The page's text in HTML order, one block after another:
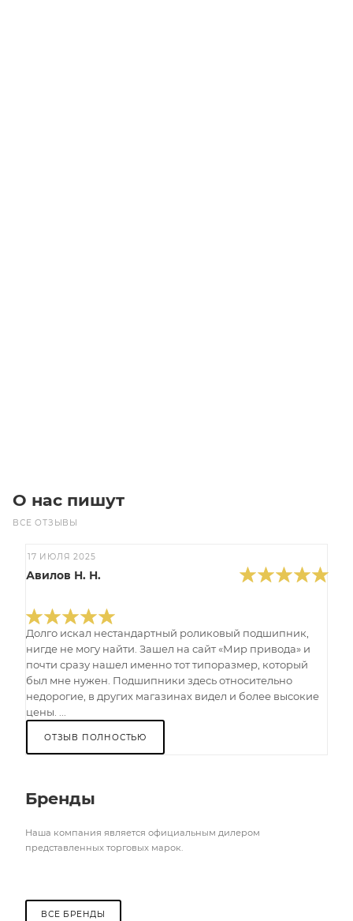
О нас пишут
ВСЕ ОТЗЫВЫ
17 ИЮЛЯ 2025
Авилов Н. Н.
Долго искал нестандартный роликовый подшипник,
нигде не могу найти. Зашел на сайт «Мир привода» и
почти сразу нашел именно тот типоразмер, который
был мне нужен. Подшипники здесь относительно
недорогие, в других магазинах видел и более высокие
цены. ...
ОТЗЫВ ПОЛНОСТЬЮ
Бренды
Наша компания является официальным дилером
представленных торговых марок.
ВСЕ БРЕНДЫ